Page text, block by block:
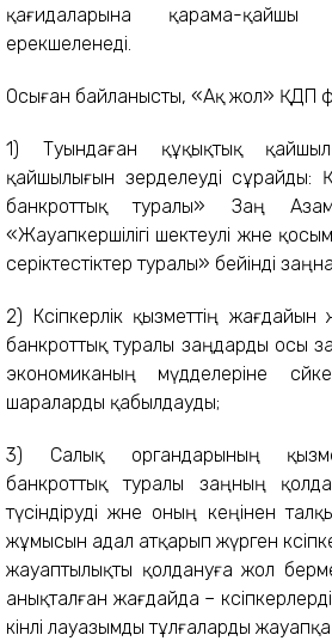
қағидаларына қарама-қайшы
ерекшеленеді.
Осыған байланысты, «Ақ жол» ҚДП
1) Туындаған құқықтық
қайшылығын зерделеуді сұрайды:
банкроттық туралы» Заң
«Жауапкершілігі шектеулі және
серіктестіктер туралы» бейінді
2) Кәсіпкерлік қызметтің
банкроттық туралы заңдарды осы
экономиканың мүдделеріне
шараларды қабылдауды;
3) Салық органдарының
банкроттық туралы заңның
түсіндіруді және оның кеңінен
жұмысын адал атқарып жүрген
жауаптылықты қолдануға жол
анықталған жағдайда –
кінәлі лауазымды тұлғаларды